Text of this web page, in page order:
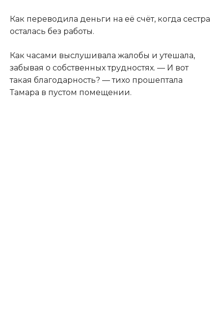
Как переводила деньги на её счёт, когда сестра
осталась без работы.
Как часами выслушивала жалобы и утешала,
забывая о собственных трудностях. — И вот
такая благодарность? — тихо прошептала
Тамара в пустом помещении.